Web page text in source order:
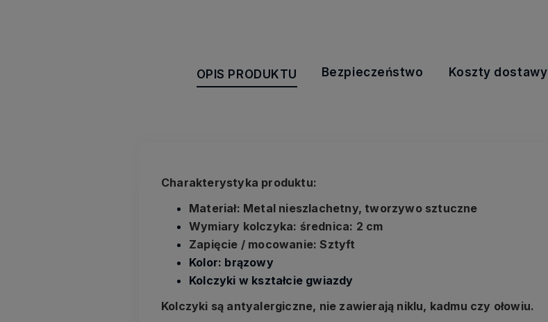
OPIS PRODUKTU Bezpieczeństwo Koszty dostawy
Charakterystyka produktu:
Materiał: Metal nieszlachetny, tworzywo sztuczne
Wymiary kolczyka: średnica: 2 cm
Zapięcie / mocowanie: Sztyft
Kolor: brązowy
Kolczyki w kształcie gwiazdy
Kolczyki są antyalergiczne, nie zawierają niklu, kadmu czy ołowiu.